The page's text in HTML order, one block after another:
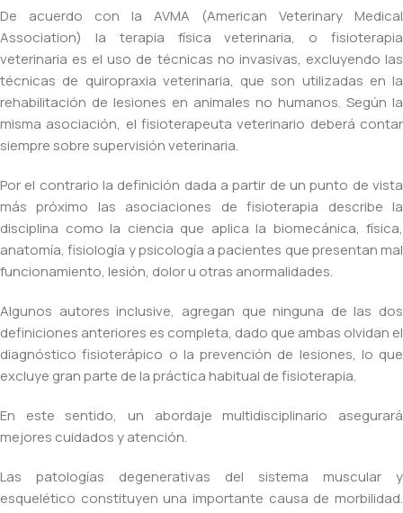
De acuerdo con la AVMA (American Veterinary Medical
Association) la terapia física veterinaria, o fisioterapia
veterinaria es el uso de técnicas no invasivas, excluyendo las
técnicas de quiropraxia veterinaria, que son utilizadas en la
rehabilitación de lesiones en animales no humanos. Según la
misma asociación, el fisioterapeuta veterinario deberá contar
siempre sobre supervisión veterinaria.
Por el contrario la definición dada a partir de un punto de vista
más próximo las asociaciones de fisioterapia describe la
disciplina como la ciencia que aplica la biomecánica, física,
anatomía, fisiología y psicología a pacientes que presentan mal
funcionamiento, lesión, dolor u otras anormalidades.
Algunos autores inclusive, agregan que ninguna de las dos
definiciones anteriores es completa, dado que ambas olvidan el
diagnóstico fisioterápico o la prevención de lesiones, lo que
excluye gran parte de la práctica habitual de fisioterapia.
En este sentido, un abordaje multidisciplinario asegurará
mejores cuidados y atención.
Las patologías degenerativas del sistema muscular y
esquelético constituyen una importante causa de morbilidad.